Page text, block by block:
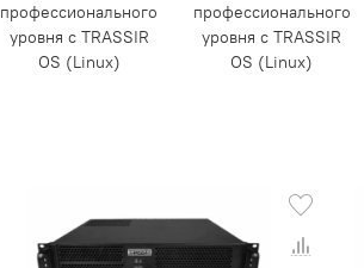
профессионального
уровня с TRASSIR
OS (Linux)
профессионального
уровня с TRASSIR
OS (Linux)